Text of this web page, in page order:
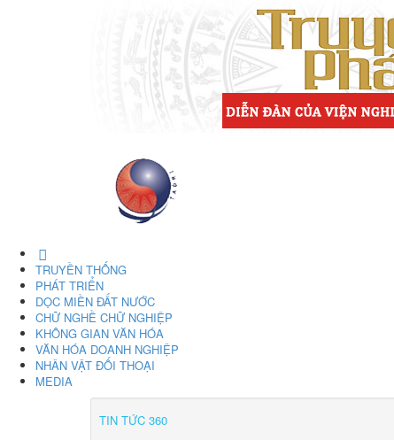
TRUYỀN THỐNG
PHÁT TRIỂN
DỌC MIỀN ĐẤT NƯỚC
CHỮ NGHỀ CHỮ NGHIỆP
KHÔNG GIAN VĂN HÓA
VĂN HÓA DOANH NGHIỆP
NHÂN VẬT ĐỐI THOẠI
MEDIA
TIN TỨC 360